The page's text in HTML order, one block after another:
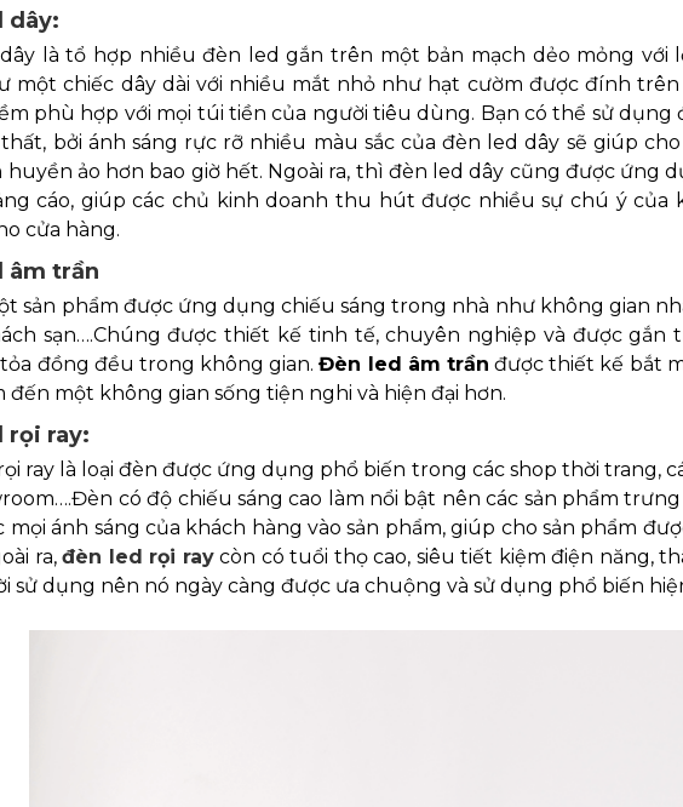
dây:
là tổ hợp nhiều đèn led gắn trên một bản mạch dẻo mỏng với
một chiếc dây dài với nhiều mắt nhỏ như hạt cườm được đính trên
phù hợp với mọi túi tiền của người tiêu dùng. Bạn có thể sử
bởi ánh sáng rực rỡ nhiều màu sắc của đèn led dây sẽ giúp
huyền ảo hơn bao giờ hết. Ngoài ra, thì đèn led dây cũng được ứng
cáo, giúp các chủ kinh doanh thu hút được nhiều sự chú ý của
cửa hàng.
âm trần
sản phẩm được ứng dụng chiếu sáng trong nhà như không gian
sạn….Chúng được thiết kế tinh tế, chuyên nghiệp và được
tỏa đồng đều trong không gian.Đèn led âm trần được thiết kế bắt
đến một không gian sống tiện nghi và hiện đại hơn.
rọi ray:
ray là loại đèn được ứng dụng phổ biến trong các shop thời trang,
có độ chiếu sáng cao làm nổi bật nên các sản phẩm
mọi ánh sáng của khách hàng vào sản phẩm, giúp cho sản phẩm
ra,đèn led rọi raycòn có tuổi thọ cao, siêu tiết kiệm điện năng,
sử dụng nên nó ngày càng được ưa chuộng và sử dụng phổ biến